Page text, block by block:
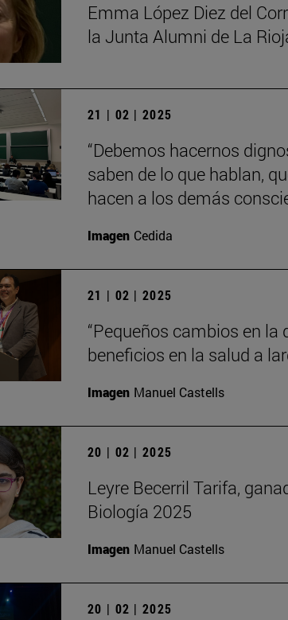
Emma López Diez del
la Junta Alumni de La
21 | 02 | 2025
“Debemos hacernos
saben de lo que hablan,
hacen a los demás
Imagen Cedida
21 | 02 | 2025
“Pequeños cambios en la
beneficios en la salud a
Imagen Manuel Castells
20 | 02 | 2025
Leyre Becerril Tarifa,
Biología 2025
Imagen Manuel Castells
20 | 02 | 2025